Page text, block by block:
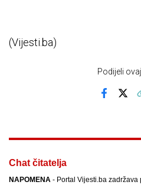
(Vijesti.ba)
Podijeli
Chat čitatelja
NAPOMENA - Portal Vijesti.ba